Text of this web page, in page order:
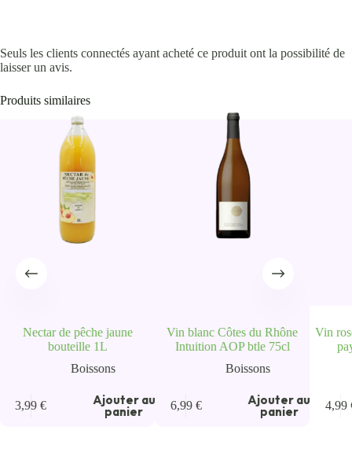
Seuls les clients connectés ayant acheté ce produit ont la possibilité de
laisser un avis.
Produits similaires
Nectar de pêche jaune
bouteille 1L
Boissons
3,99€ Ajouter au
panier
Vin blanc Côtes du Rhône
Intuition AOP btle 75cl
Boissons
6,99 € Ajouter au
panier
Vin
4,99